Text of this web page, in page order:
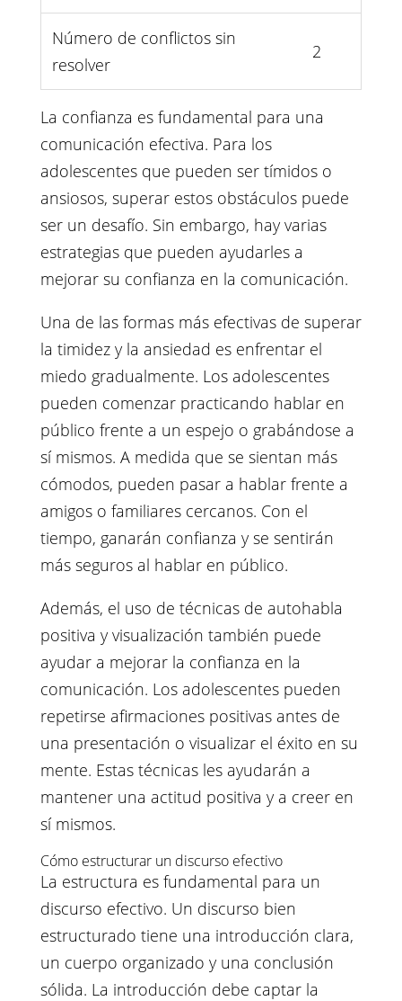
Número de conflictos sin
resolver
2
La confianza es fundamental para una
comunicación efectiva. Para los
adolescentes que pueden ser tímidos o
ansiosos, superar estos obstáculos puede
ser un desafío. Sin embargo, hay varias
estrategias que pueden ayudarles a
mejorar su confianza en la comunicación.
Una de las formas más efectivas de superar
la timidez y la ansiedad es enfrentar el
miedo gradualmente. Los adolescentes
pueden comenzar practicando hablar en
público frente a un espejo o grabándose a
sí mismos. A medida que se sientan más
cómodos, pueden pasar a hablar frente a
amigos o familiares cercanos. Con el
tiempo, ganarán confianza y se sentirán
más seguros al hablar en público.
Además, el uso de técnicas de autohabla
positiva y visualización también puede
ayudar a mejorar la confianza en la
comunicación. Los adolescentes pueden
repetirse afirmaciones positivas antes de
una presentación o visualizar el éxito en su
mente. Estas técnicas les ayudarán a
mantener una actitud positiva y a creer en
sí mismos.
Cómo estructurar un discurso efectivo
La estructura es fundamental para un
discurso efectivo. Un discurso bien
estructurado tiene una introducción clara,
un cuerpo organizado y una conclusión
sólida. La introducción debe captar la